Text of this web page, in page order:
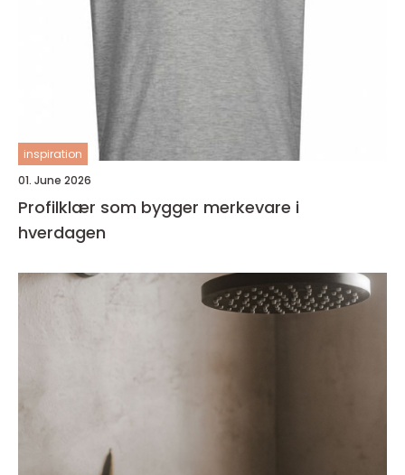
inspiration
01. June 2026
Profilklær som bygger merkevare i
hverdagen